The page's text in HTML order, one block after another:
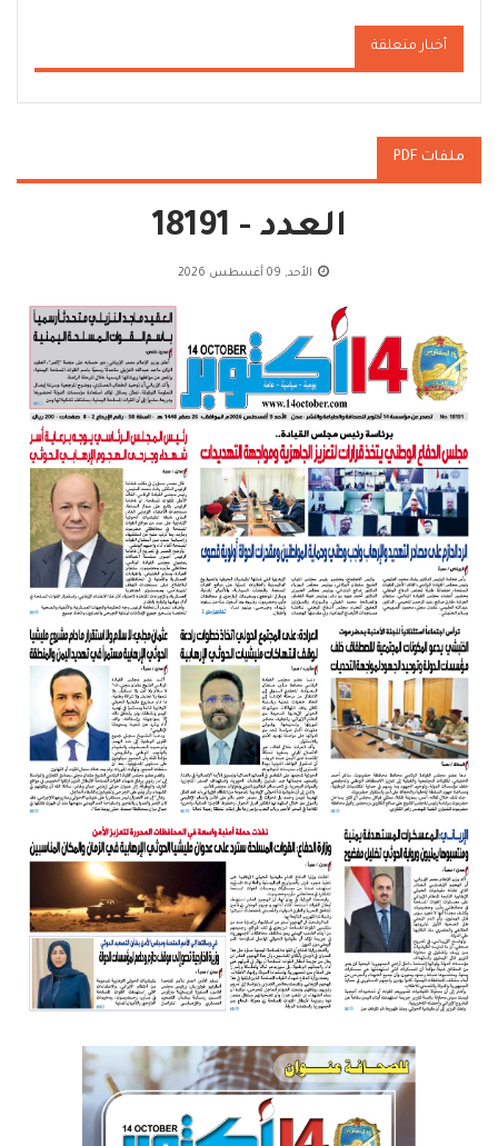
أخبار متعلقة
ملفات PDF
العدد - 18191
الأحد, 09 أغسطس 2026